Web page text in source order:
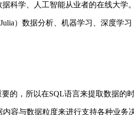
据科学、人工智能从业者的在线大学。
） 数据分析、机器学习、深度学习
的，所以在SQL语言来提取数据的
容与数据粒度来进行支持各种业